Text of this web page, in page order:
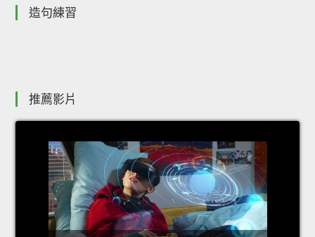
造句練習
推薦影片